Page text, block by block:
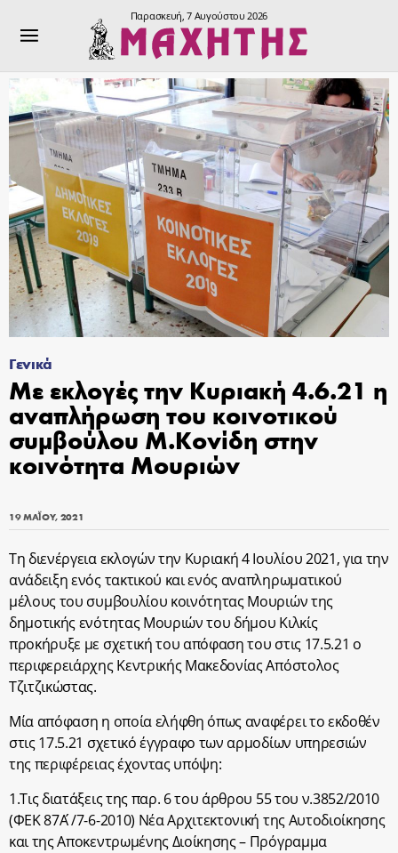
Παρασκευή, 7 Αυγούστου 2026
Γενικά
Mε εκλογές την Κυριακή 4.6.21 η
αναπλήρωση του κοινοτικού
συμβούλου Μ.Κονίδη στην
κοινότητα Μουριών
19 ΜΑΪ́ΟΥ, 2021
Τη διενέργεια εκλογών την Κυριακή 4 Ιουλίου 2021, για την
ανάδειξη ενός τακτικού και ενός αναπληρωματικού
μέλους του συμβουλίου κοινότητας Μουριών της
δημοτικής ενότητας Μουριών του δήμου Κιλκίς
προκήρυξε με σχετική του απόφαση του στις 17.5.21 o
περιφερειάρχης Κεντρικής Μακεδονίας Aπόστολος
Τζιτζικώστας.
Μία απόφαση η οποία ελήφθη όπως αναφέρει το εκδοθέν
στις 17.5.21 σχετικό έγγραφο των αρμοδίων υπηρεσιών
της περιφέρειας έχοντας υπόψη:
1.Τις διατάξεις της παρ. 6 του άρθρου 55 του ν.3852/2010
(ΦΕΚ 87Α ́/7-6-2010) Νέα Αρχιτεκτονική της Αυτοδιοίκησης
και της Αποκεντρωμένης Διοίκησης – Πρόγραμμα